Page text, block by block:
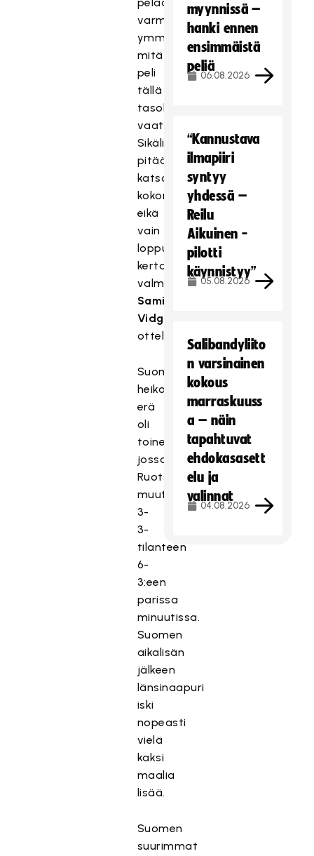
varmasti
ymmärrystä
mitä
peli
tällä
tasolla
vaatii.
Sikäli
pitää
katsoa
kokonaisuutta,
eikä
vain
lopputulosta,
kertasi
valmentaja
Sami
Vidgren
ottelua.
Suomen
heikoin
erä
oli
toinen,
jossa
Ruotsi
muutti
3-
3-
tilanteen
6-
3:een
parissa
minuutissa.
Suomen
aikalisän
jälkeen
länsinaapuri
iski
nopeasti
vielä
kaksi
maalia
lisää.
Suomen
suurimmat
myynnissä –
hanki ennen
ensimmäistä
peliä
06.08.2026
“Kannustava
ilmapiiri
syntyy
yhdessä –
Reilu
Aikuinen -
pilotti
käynnistyy”
05.08.2026
Salibandyliito
n varsinainen
kokous
marraskuuss
a – näin
tapahtuvat
ehdokasasett
elu ja
valinnat
04.08.2026